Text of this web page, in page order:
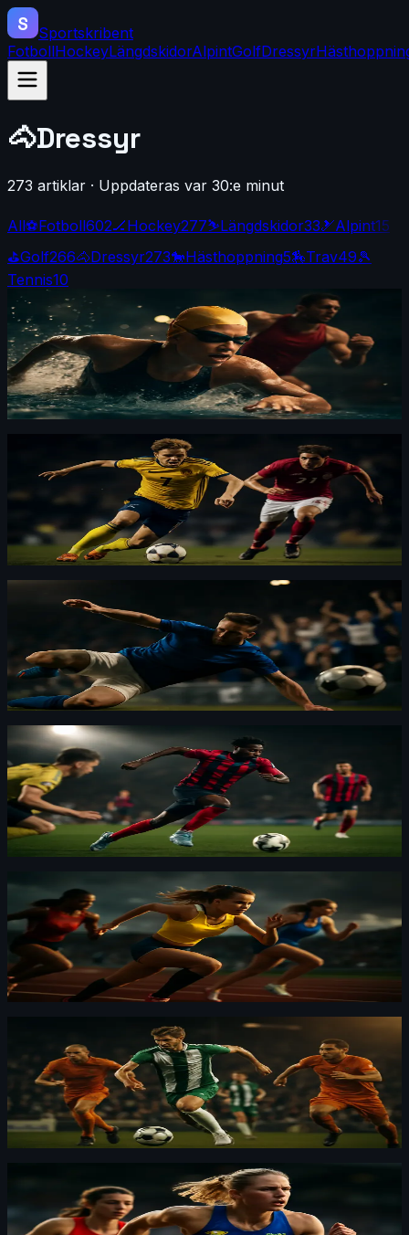
S
Sportskribent
FotbollHockeyLängdskidorAlpintGolfDressyr
🐴Dressyr
273 artiklar · Uppdateras var 30:e minut
All⚽Fotboll602🏒Hockey277⛷️Längdskidor33🎿Alpint15
⛳Golf266🐴Dressyr273🐎Hästhoppning5🏇Trav49🎾
Tennis10
Dressyr
By Maja Forsberg
Sjöström jagar hundradelarna – inspirerad av
Walsh
Jag stod vid kanten av bassängen och tänkte på
marginaler. Två hundradelar kan avgöra allt.
Anna Bergström
Melwin Lycke Holm får kritik efter EM-uttagning
i truppen
Melwin Lycke Holm är uttagen till EM och möter hård
kritik online. Här på Sportskribent ser vi hur truppvalet
Dressyr
Evans voltade och fastnade – räddad av finska
fansen
Evans tappade bilen och voltade flera gånger på SS14.
Lokala fans drog honom loss och räddade andraplatsen.
Dressyr·ByLars "Lansen" Kallström ·
Sagoe Jr: Allsvenskan känns som Premier
League – på allvar
Sagoe Jr säger rakt upp och ner att Allsvenskan känns
som Premier League. Vi hör det och vi reagerar, för det
Dressyr
Erik Lindqvist·5 d sedan
Carmen Cernjul siktar på U20‑VM‑medalj —
första sedan 1990
Vi var där tidigt på banan. Carmen knöt skorna och sa
vad hon ville ha — en medalj på U20‑VM.
Erik Lindqvist·6 d sedan
Hammarby 5–0 mot Växjö – fyra norska mål
visar styrka
Hammarby krossade Växjö med 5–0. Fyra mål kom från
norska spelare och lagets offensiv var tydlig.
6 d sedan
Grete Ahlberg tillbaka i EM — öppen om psykisk
ohälsa